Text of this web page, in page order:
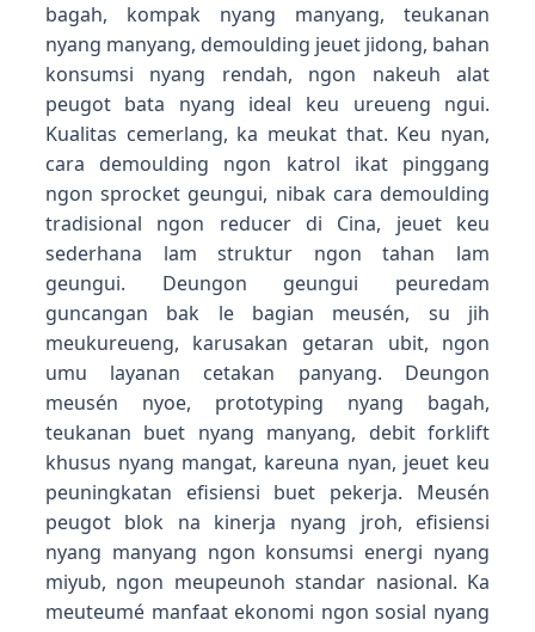
bagah, kompak nyang manyang, teukanan
nyang manyang, demoulding jeuet jidong, bahan
konsumsi nyang rendah, ngon nakeuh alat
peugot bata nyang ideal keu ureueng ngui.
Kualitas cemerlang, ka meukat that. Keu nyan,
cara demoulding ngon katrol ikat pinggang
ngon sprocket geungui, nibak cara demoulding
tradisional ngon reducer di Cina, jeuet keu
sederhana lam struktur ngon tahan lam
geungui. Deungon geungui peuredam
guncangan bak le bagian meusén, su jih
meukureueng, karusakan getaran ubit, ngon
umu layanan cetakan panyang. Deungon
meusén nyoe, prototyping nyang bagah,
teukanan buet nyang manyang, debit forklift
khusus nyang mangat, kareuna nyan, jeuet keu
peuningkatan efisiensi buet pekerja. Meusén
peugot blok na kinerja nyang jroh, efisiensi
nyang manyang ngon konsumsi energi nyang
miyub, ngon meupeunoh standar nasional. Ka
meuteumé manfaat ekonomi ngon sosial nyang